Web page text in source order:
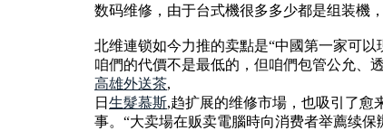
数码维修，由于台式機很多多少都是组装機
北维連锁如今力推的卖點是“中國第一家可
咱們的代價不是最低的，但咱們包管公允、
高雄外送茶,
日 生髮慕斯,趋扩展的维修市場，也吸引了愈
事。“大卖場在贩卖電腦時向消费者举薦续